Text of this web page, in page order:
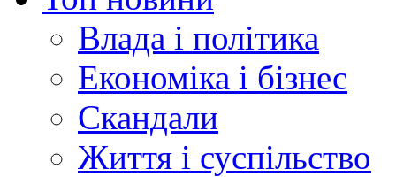
Влада і політика
Економіка і бізнес
Скандали
Життя і суспільство